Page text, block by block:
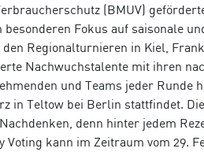
(BMUV)
Fokus auf saisonale
Regionalturnieren in Kiel,
Nachwuchstalente mit ihren
und Teams jeder Runde
in Teltow bei Berlin stattfindet.
denn hinter jedem
kann im Zeitraum vom 29.